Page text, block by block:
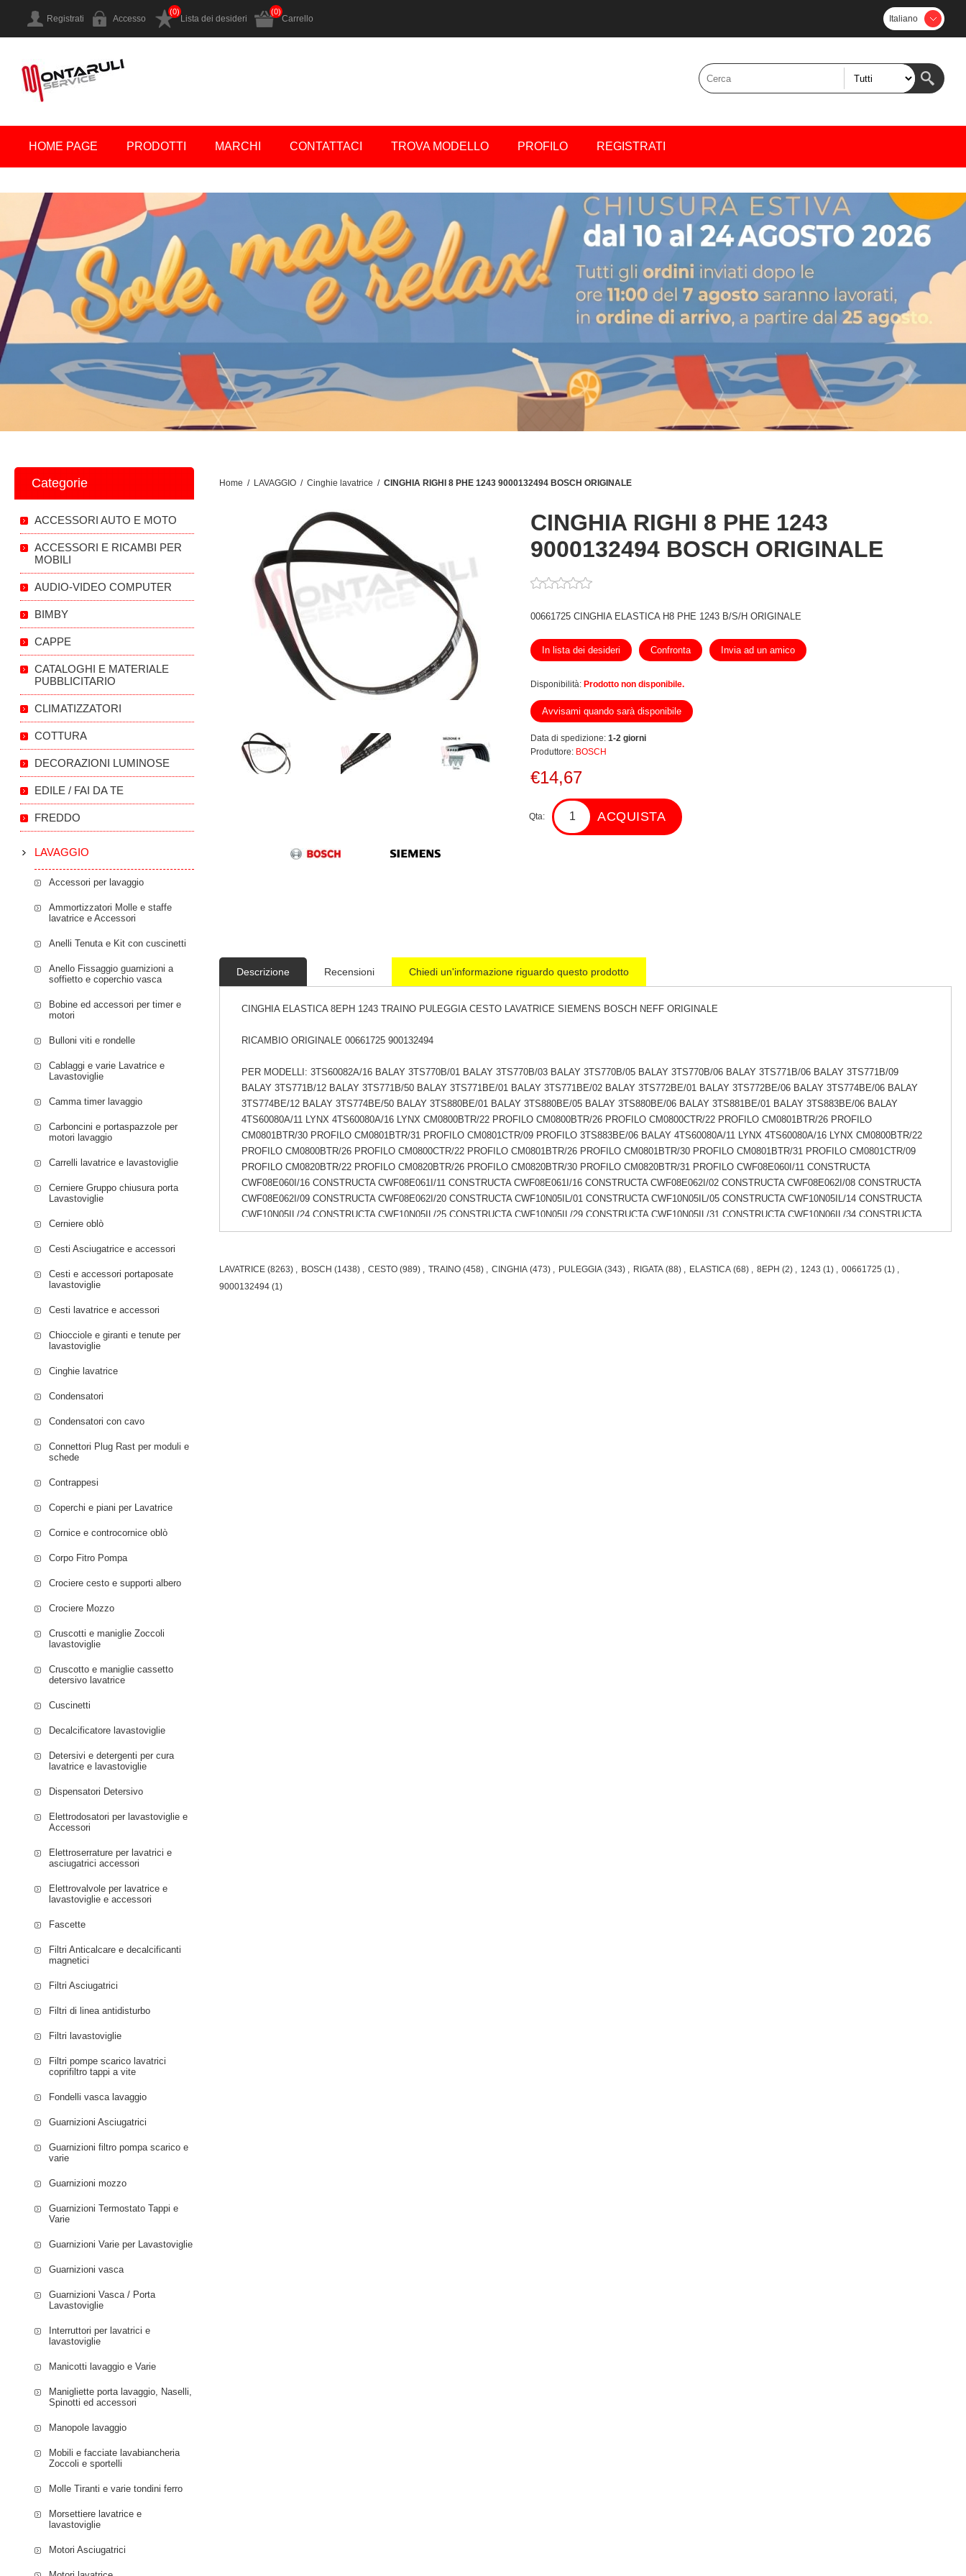
Registrati Accesso Lista dei desideri
(0)
Carrello
(0)
Italiano
HOME PAGE PRODOTTI MARCHI CONTATTACI TROVA MODELLO PROFILO REGISTRATI
Home / LAVAGGIO / Cinghie lavatrice / CINGHIA RIGHI 8 PHE 1243 9000132494 BOSCH ORIGINALE
CINGHIA RIGHI 8 PHE 1243
9000132494 BOSCH ORIGINALE
00661725 CINGHIA ELASTICA H8 PHE 1243 B/S/H ORIGINALE
In lista dei desideri Confronta Invia ad un amico
Disponibilità: Prodotto non disponibile.
Avvisami quando sarà disponibile
Data di spedizione: 1-2 giorni
Produttore: BOSCH
€14,67
Qta: ACQUISTA
Descrizione Recensioni Chiedi un'informazione riguardo questo prodotto
CINGHIA ELASTICA 8EPH 1243 TRAINO PULEGGIA CESTO LAVATRICE SIEMENS BOSCH NEFF ORIGINALE
RICAMBIO ORIGINALE 00661725 900132494
PER MODELLI: 3TS60082A/16 BALAY 3TS770B/01 BALAY 3TS770B/03 BALAY 3TS770B/05 BALAY 3TS770B/06 BALAY 3TS771B/06 BALAY 3TS771B/09
BALAY 3TS771B/12 BALAY 3TS771B/50 BALAY 3TS771BE/01 BALAY 3TS771BE/02 BALAY 3TS772BE/01 BALAY 3TS772BE/06 BALAY 3TS774BE/06 BALAY
3TS774BE/12 BALAY 3TS774BE/50 BALAY 3TS880BE/01 BALAY 3TS880BE/05 BALAY 3TS880BE/06 BALAY 3TS881BE/01 BALAY 3TS883BE/06 BALAY
4TS60080A/11 LYNX 4TS60080A/16 LYNX CM0800BTR/22 PROFILO CM0800BTR/26 PROFILO CM0800CTR/22 PROFILO CM0801BTR/26 PROFILO
CM0801BTR/30 PROFILO CM0801BTR/31 PROFILO CM0801CTR/09 PROFILO 3TS883BE/06 BALAY 4TS60080A/11 LYNX 4TS60080A/16 LYNX CM0800BTR/22
PROFILO CM0800BTR/26 PROFILO CM0800CTR/22 PROFILO CM0801BTR/26 PROFILO CM0801BTR/30 PROFILO CM0801BTR/31 PROFILO CM0801CTR/09
PROFILO CM0820BTR/22 PROFILO CM0820BTR/26 PROFILO CM0820BTR/30 PROFILO CM0820BTR/31 PROFILO CWF08E060I/11 CONSTRUCTA
CWF08E060I/16 CONSTRUCTA CWF08E061I/11 CONSTRUCTA CWF08E061I/16 CONSTRUCTA CWF08E062I/02 CONSTRUCTA CWF08E062I/08 CONSTRUCTA
CWF08E062I/09 CONSTRUCTA CWF08E062I/20 CONSTRUCTA CWF10N05IL/01 CONSTRUCTA CWF10N05IL/05 CONSTRUCTA CWF10N05IL/14 CONSTRUCTA
CWF10N05IL/24 CONSTRUCTA CWF10N05IL/25 CONSTRUCTA CWF10N05IL/29 CONSTRUCTA CWF10N05IL/31 CONSTRUCTA CWF10N06IL/34 CONSTRUCTA
CWF10N05IL/01 CONSTRUCTA CWF10N05IL/05 CONSTRUCTA CWF10N05IL/14 CONSTRUCTA CWF10N05IL/24 CONSTRUCTA CWF10N05IL/25 CONSTRUCTA
WAE12060SG/16 BOSCH WAE12060SG/21 BOSCH WAE16000IT/11 BOSCH WAE16020IT/01 BOSCH WAE16020IT/02 BOSCH WAE16021IT/03 BOSCH
LAVATRICE (8263) , BOSCH (1438) , CESTO (989) , TRAINO (458) , CINGHIA (473) , PULEGGIA (343) , RIGATA (88) , ELASTICA (68) , 8EPH (2) , 1243 (1) , 00661725 (1) ,
9000132494 (1)
Categorie
ACCESSORI AUTO E MOTO
ACCESSORI E RICAMBI PER
MOBILI
AUDIO-VIDEO COMPUTER
BIMBY
CAPPE
CATALOGHI E MATERIALE
PUBBLICITARIO
CLIMATIZZATORI
COTTURA
DECORAZIONI LUMINOSE
EDILE / FAI DA TE
FREDDO
LAVAGGIO
Accessori per lavaggio
Ammortizzatori Molle e staffe
lavatrice e Accessori
Anelli Tenuta e Kit con cuscinetti
Anello Fissaggio guarnizioni a
soffietto e coperchio vasca
Bobine ed accessori per timer e
motori
Bulloni viti e rondelle
Cablaggi e varie Lavatrice e
Lavastoviglie
Camma timer lavaggio
Carboncini e portaspazzole per
motori lavaggio
Carrelli lavatrice e lavastoviglie
Cerniere Gruppo chiusura porta
Lavastoviglie
Cerniere oblò
Cesti Asciugatrice e accessori
Cesti e accessori portaposate
lavastoviglie
Cesti lavatrice e accessori
Chiocciole e giranti e tenute per
lavastoviglie
Cinghie lavatrice
Condensatori
Condensatori con cavo
Connettori Plug Rast per moduli e
schede
Contrappesi
Coperchi e piani per Lavatrice
Cornice e controcornice oblò
Corpo Fitro Pompa
Crociere cesto e supporti albero
Crociere Mozzo
Cruscotti e maniglie Zoccoli
lavastoviglie
Cruscotto e maniglie cassetto
detersivo lavatrice
Cuscinetti
Decalcificatore lavastoviglie
Detersivi e detergenti per cura
lavatrice e lavastoviglie
Dispensatori Detersivo
Elettrodosatori per lavastoviglie e
Accessori
Elettroserrature per lavatrici e
asciugatrici accessori
Elettrovalvole per lavatrice e
lavastoviglie e accessori
Fascette
Filtri Anticalcare e decalcificanti
magnetici
Filtri Asciugatrici
Filtri di linea antidisturbo
Filtri lavastoviglie
Filtri pompe scarico lavatrici
coprifiltro tappi a vite
Fondelli vasca lavaggio
Guarnizioni Asciugatrici
Guarnizioni filtro pompa scarico e
varie
Guarnizioni mozzo
Guarnizioni Termostato Tappi e
Varie
Guarnizioni Varie per Lavastoviglie
Guarnizioni vasca
Guarnizioni Vasca / Porta
Lavastoviglie
Interruttori per lavatrici e
lavastoviglie
Manicotti lavaggio e Varie
Manigliette porta lavaggio, Naselli,
Spinotti ed accessori
Manopole lavaggio
Mobili e facciate lavabiancheria
Zoccoli e sportelli
Molle Tiranti e varie tondini ferro
Morsettiere lavatrice e
lavastoviglie
Motori Asciugatrici